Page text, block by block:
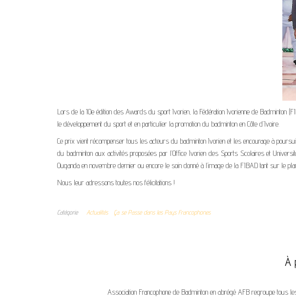
Lors de la 10e édition des Awards du sport Ivorien, la Fédération Ivorienne de Badminton
le développement du sport et en particulier la promotion du badminton en Côte d’Ivoire.
Ce prix vient récompenser tous les acteurs du badminton Ivorien et les encourage à
du badminton aux activités proposées par l’Office Ivorien des Sports Scolaires et
Ouganda en novembre dernier ou encore le soin donné à l’image de la FIBAD tant sur le
Nous leur adressons toutes nos félicitations !
Catégorie Actualités Ça se Passe dans les Pays Francophones
À
Association Francophone de Badminton en abrégé AFB regroupe tous